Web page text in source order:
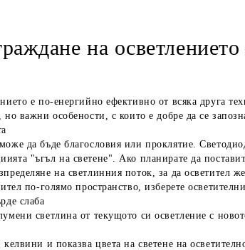
на
е по-енергийно ефективно от всяка друга
важни особености, с които е добре да се
да бъде благословия или проклятие.
"ъгъл на светене". Ако планирате да
на светлинния поток, за да осветител
по-голямо пространство, изберете
слаба
светлина от текущото си осветление с
и показва цвета на светене на